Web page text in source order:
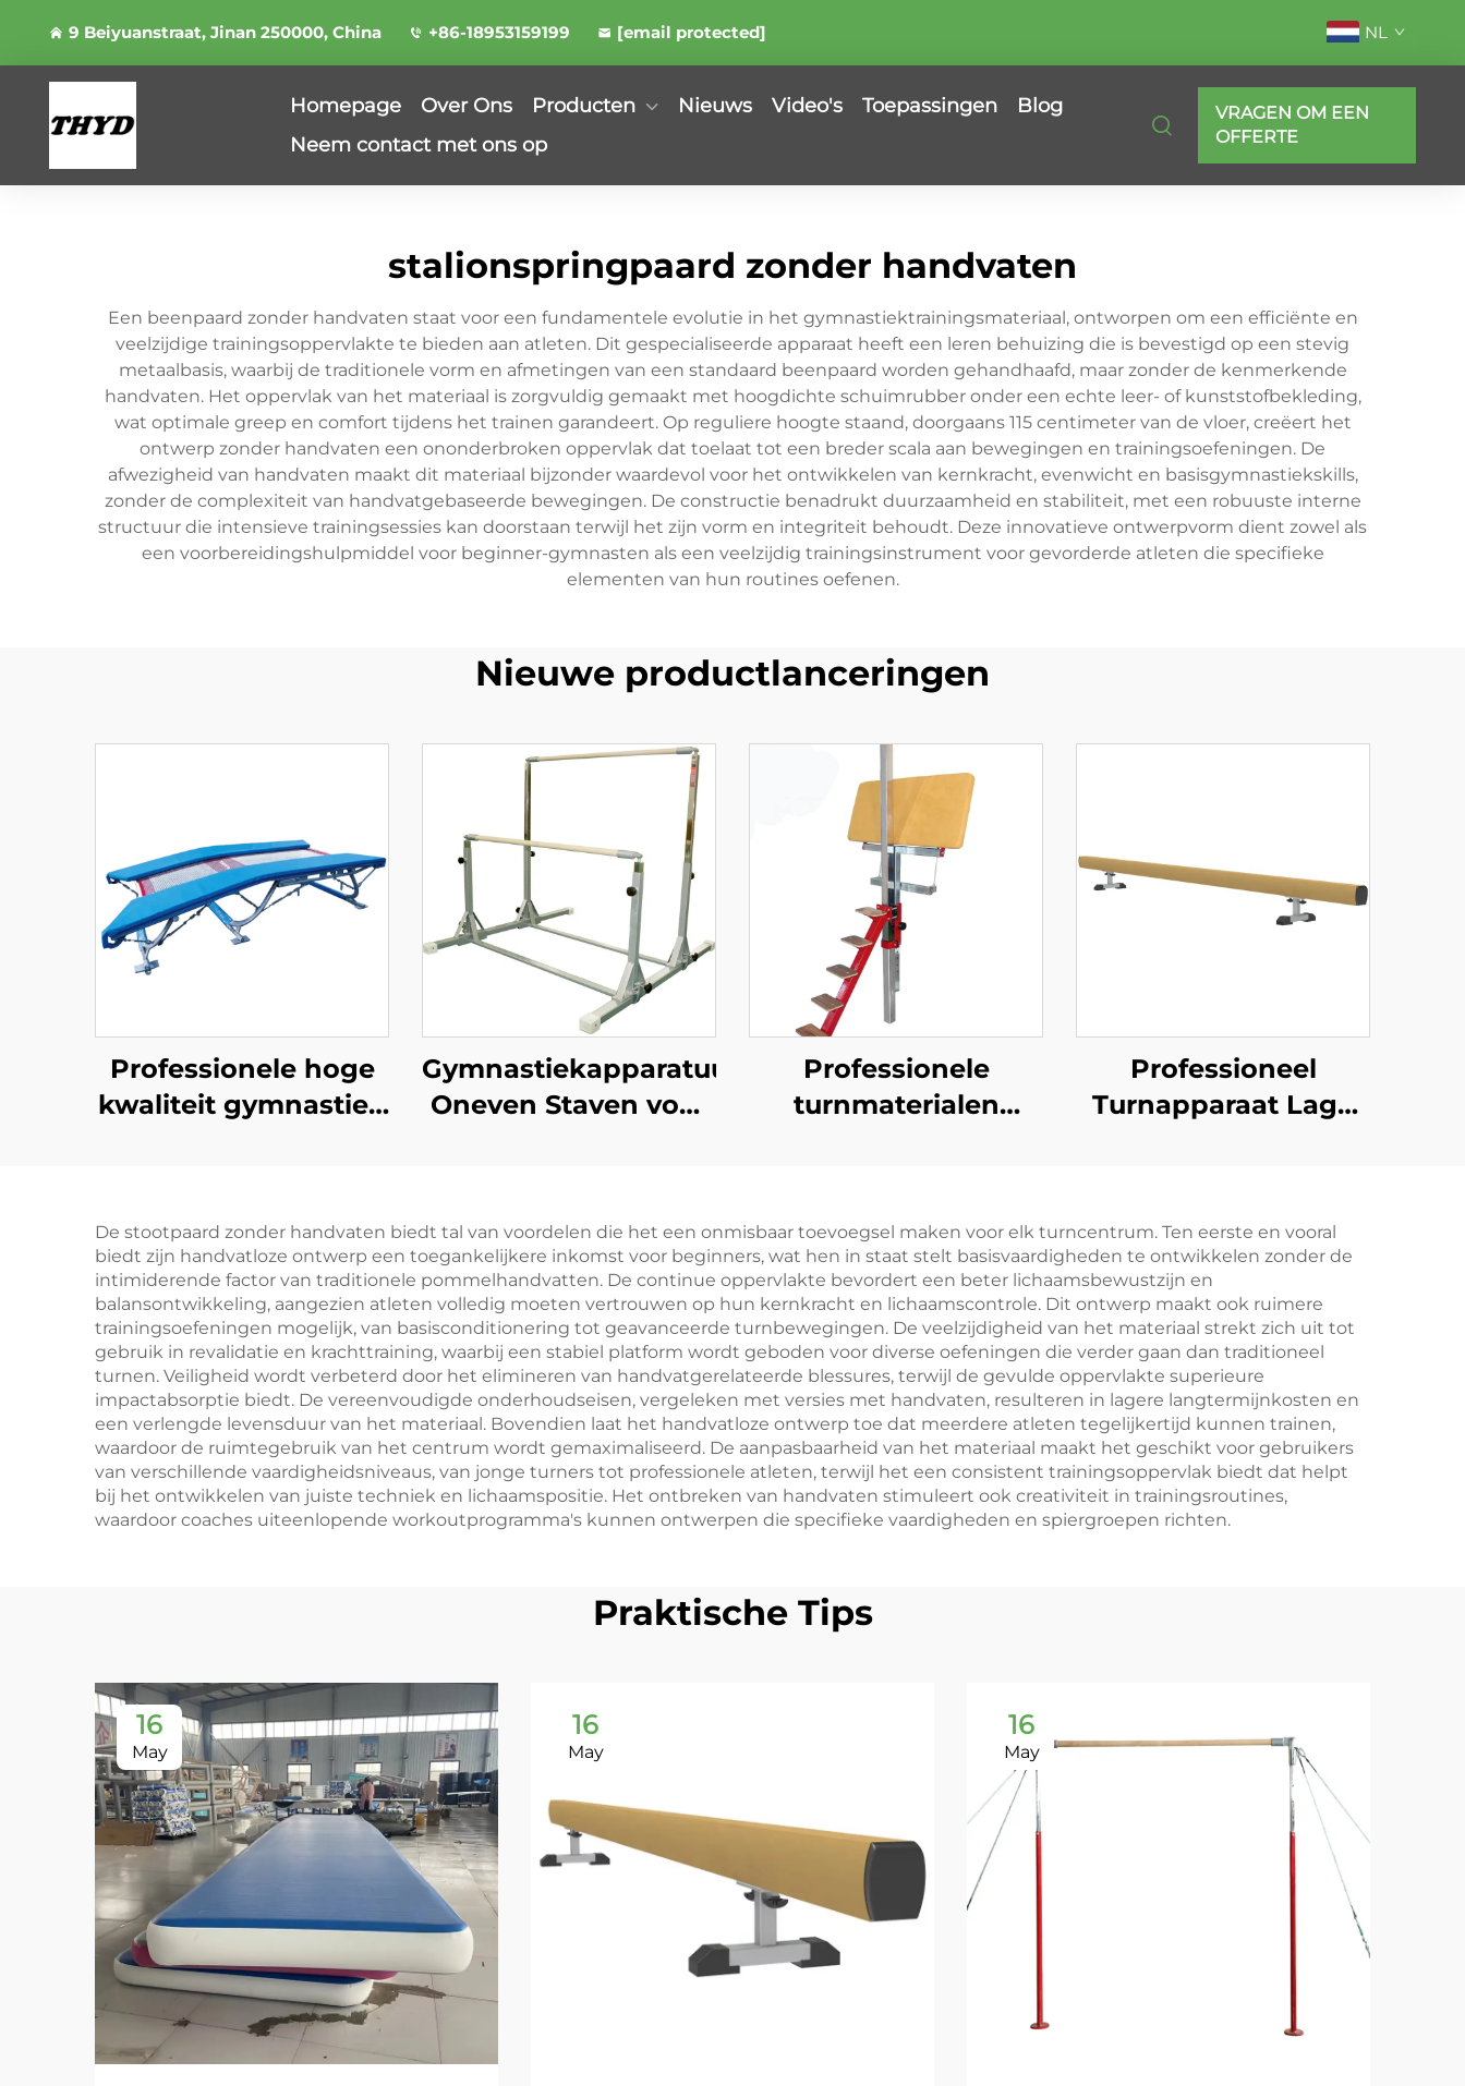
9 Beiyuanstraat, Jinan 250000, China +86-18953159199 [email protected] NL
Homepage Over Ons Producten Nieuws Video's Toepassingen
Blog
Neem contact met ons op
VRAGEN OM EEN
OFFERTE
stalionspringpaard zonder handvaten
Een beenpaard zonder handvaten staat voor een fundamentele evolutie in het gymnastiektrainingsmateriaal, ontworpen om een efficiënte en
veelzijdige trainingsoppervlakte te bieden aan atleten. Dit gespecialiseerde apparaat heeft een leren behuizing die is bevestigd op een stevig
metaalbasis, waarbij de traditionele vorm en afmetingen van een standaard beenpaard worden gehandhaafd, maar zonder de kenmerkende
handvaten. Het oppervlak van het materiaal is zorgvuldig gemaakt met hoogdichte schuimrubber onder een echte leer- of kunststofbekleding,
wat optimale greep en comfort tijdens het trainen garandeert. Op reguliere hoogte staand, doorgaans 115 centimeter van de vloer, creëert het
ontwerp zonder handvaten een ononderbroken oppervlak dat toelaat tot een breder scala aan bewegingen en trainingsoefeningen. De
afwezigheid van handvaten maakt dit materiaal bijzonder waardevol voor het ontwikkelen van kernkracht, evenwicht en basisgymnastiekskills,
zonder de complexiteit van handvatgebaseerde bewegingen. De constructie benadrukt duurzaamheid en stabiliteit, met een robuuste interne
structuur die intensieve trainingsessies kan doorstaan terwijl het zijn vorm en integriteit behoudt. Deze innovatieve ontwerpvorm dient zowel als
een voorbereidingshulpmiddel voor beginner-gymnasten als een veelzijdig trainingsinstrument voor gevorderde atleten die specifieke
elementen van hun routines oefenen.
Nieuwe productlanceringen
Professionele hoge
kwaliteit gymnastiek
Gymnastiekapparatuur
Oneven Staven voor
Professionele
turnmaterialen
Professioneel
Turnapparaat Lage
De stootpaard zonder handvaten biedt tal van voordelen die het een onmisbaar toevoegsel maken voor elk turncentrum. Ten eerste en vooral
biedt zijn handvatloze ontwerp een toegankelijkere inkomst voor beginners, wat hen in staat stelt basisvaardigheden te ontwikkelen zonder de
intimiderende factor van traditionele pommelhandvatten. De continue oppervlakte bevordert een beter lichaamsbewustzijn en
balansontwikkeling, aangezien atleten volledig moeten vertrouwen op hun kernkracht en lichaamscontrole. Dit ontwerp maakt ook ruimere
trainingsoefeningen mogelijk, van basisconditionering tot geavanceerde turnbewegingen. De veelzijdigheid van het materiaal strekt zich uit tot
gebruik in revalidatie en krachttraining, waarbij een stabiel platform wordt geboden voor diverse oefeningen die verder gaan dan traditioneel
turnen. Veiligheid wordt verbeterd door het elimineren van handvatgerelateerde blessures, terwijl de gevulde oppervlakte superieure
impactabsorptie biedt. De vereenvoudigde onderhoudseisen, vergeleken met versies met handvaten, resulteren in lagere langtermijnkosten en
een verlengde levensduur van het materiaal. Bovendien laat het handvatloze ontwerp toe dat meerdere atleten tegelijkertijd kunnen trainen,
waardoor de ruimtegebruik van het centrum wordt gemaximaliseerd. De aanpasbaarheid van het materiaal maakt het geschikt voor gebruikers
van verschillende vaardigheidsniveaus, van jonge turners tot professionele atleten, terwijl het een consistent trainingsoppervlak biedt dat helpt
bij het ontwikkelen van juiste techniek en lichaamspositie. Het ontbreken van handvaten stimuleert ook creativiteit in trainingsroutines,
waardoor coaches uiteenlopende workoutprogramma's kunnen ontwerpen die specifieke vaardigheden en spiergroepen richten.
Praktische Tips
16
May
16
May
16
May